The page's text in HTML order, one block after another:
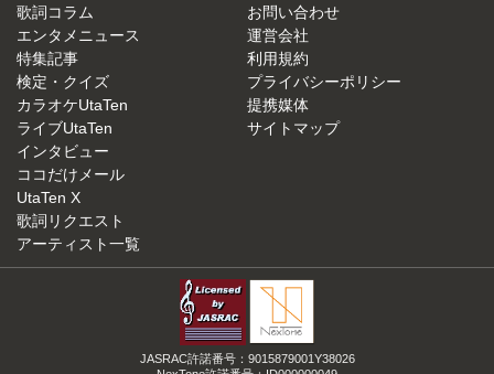
歌詞コラム
エンタメニュース
特集記事
検定・クイズ
カラオケUtaTen
ライブUtaTen
インタビュー
ココだけメール
UtaTen X
歌詞リクエスト
アーティスト一覧
お問い合わせ
運営会社
利用規約
プライバシーポリシー
提携媒体
サイトマップ
JASRAC許諾番号：9015879001Y38026